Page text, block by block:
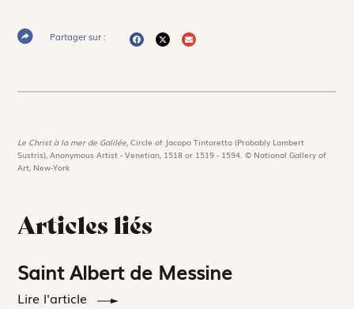
Partager sur :
Le Christ à la mer de Galilée,Circle of Jacopo Tintoretto (Probably Lambert
Sustris), Anonymous Artist - Venetian, 1518 or 1519 - 1594. © National Gallery of
Art, New-York
Articles liés
Saint Albert de Messine
Lire l'article